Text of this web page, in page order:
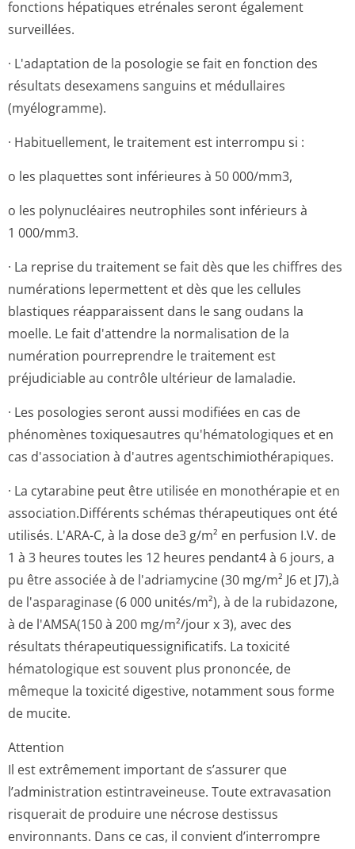
fonctions hépatiques etrénales seront également
surveillées.
· L'adaptation de la posologie se fait en fonction des
résultats desexamens sanguins et médullaires
(myélogramme).
· Habituellement, le traitement est interrompu si :
o les plaquettes sont inférieures à 50 000/mm3,
o les polynucléaires neutrophiles sont inférieurs à
1 000/mm3.
· La reprise du traitement se fait dès que les chiffres des
numérations lepermettent et dès que les cellules
blastiques réapparaissent dans le sang oudans la
moelle. Le fait d'attendre la normalisation de la
numération pourreprendre le traitement est
préjudiciable au contrôle ultérieur de lamaladie.
· Les posologies seront aussi modifiées en cas de
phénomènes toxiquesautres qu'hématologiques et en
cas d'association à d'autres agentschimiot­hérapiques.
· La cytarabine peut être utilisée en monothérapie et en
association.Dif­férents schémas thérapeutiques ont été
utilisés. L'ARA-C, à la dose de3 g/m² en perfusion I.V. de
1 à 3 heures toutes les 12 heures pendant4 à 6 jours, a
pu être associée à de l'adriamycine (30 mg/m² J6 et J7),à
de l'asparaginase (6 000 unités/m²), à de la rubidazone,
à de l'AMSA(150 à 200 mg/m²/jour x 3), avec des
résultats thérapeutiques­significatifs. La toxicité
hématologique est souvent plus prononcée, de
mêmeque la toxicité digestive, notamment sous forme
de mucite.
Attention
Il est extrêmement important de s’assurer que
l’administration estintraveineuse. Toute extravasation
risquerait de produire une nécrose destissus
environnants. Dans ce cas, il convient d’interrompre